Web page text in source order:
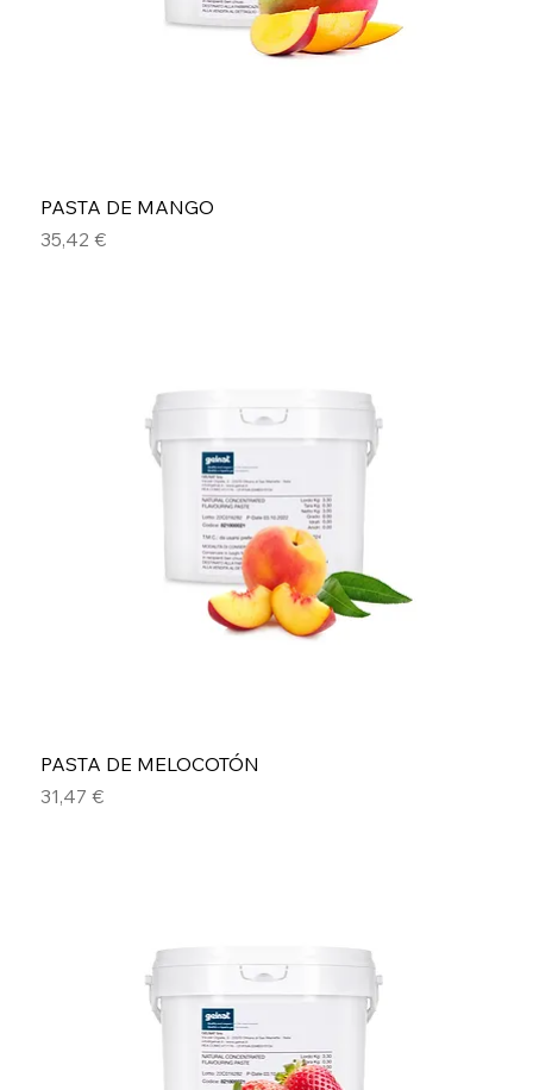
PASTA DE MANGO
Precio
35,42 €
PASTA DE MELOCOTÓN
Precio
31,47 €